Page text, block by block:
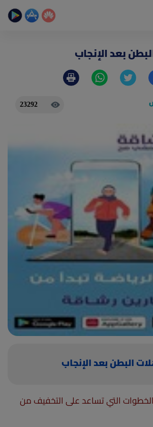
_ حساب السعرات _ تمارين منزلية
بعد الإنجاب
23292
البطن بعد الإنجاب
التي تساعد على التخفيف من